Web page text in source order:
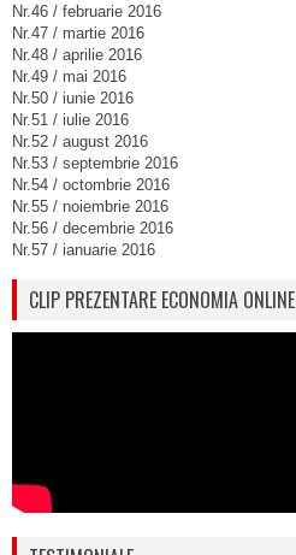
Nr.46 / februarie 2016
Nr.47 / martie 2016
Nr.48 / aprilie 2016
Nr.49 / mai 2016
Nr.50 / iunie 2016
Nr.51 / iulie 2016
Nr.52 / august 2016
Nr.53 / septembrie 2016
Nr.54 / octombrie 2016
Nr.55 / noiembrie 2016
Nr.56 / decembrie 2016
Nr.57 / ianuarie 2016
CLIP PREZENTARE ECONOMIA ONLINE